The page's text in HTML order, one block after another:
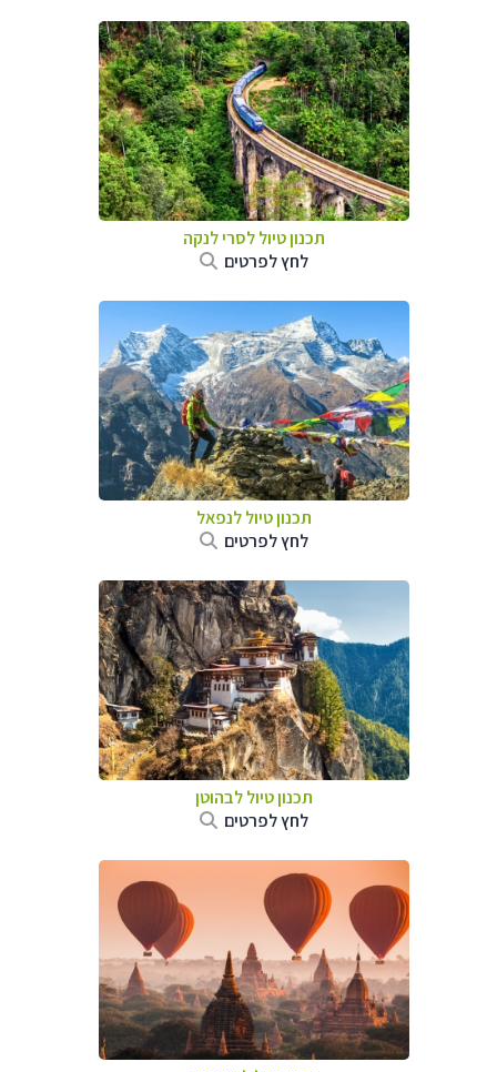
תכנון טיוללסרי לנקה
לחץ לפרטים
תכנון טיול לנפאל
לחץ לפרטים
תכנון טיול לבהוטן
לחץ לפרטים